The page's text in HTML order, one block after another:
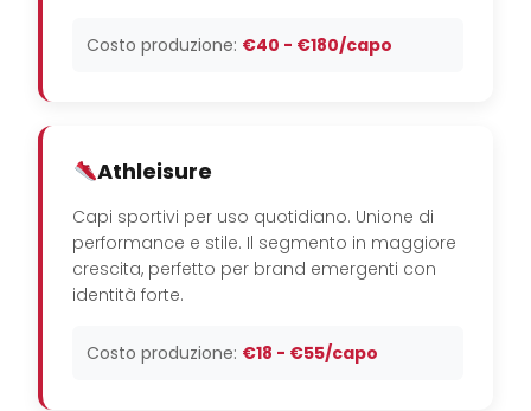
Costo produzione: €40 - €180/capo
Athleisure
Capi sportivi per uso quotidiano. Unione di
performance e stile. Il segmento in maggiore
crescita, perfetto per brand emergenti con
identità forte.
Costo produzione: €18 - €55/capo